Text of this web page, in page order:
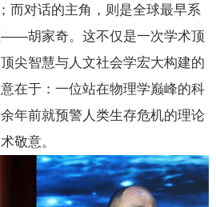
而对话的主角，则是全球最早系
胡家奇。这不仅是一次学术顶
尖智慧与人文社会学宏大构建的
在于：一位站在物理学巅峰的科
年前就预警人类生存危机的理论
敬意。